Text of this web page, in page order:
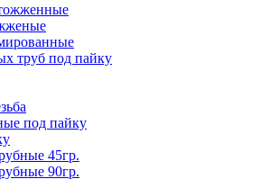
труб под пайку
под пайку
45гр.
90гр.